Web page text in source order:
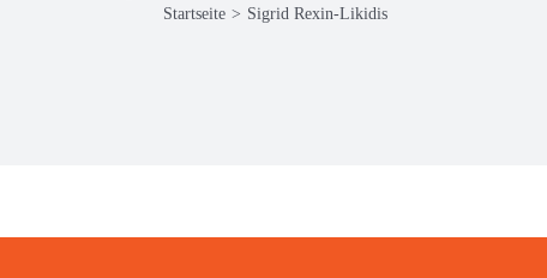
Startseite > Sigrid Rexin-Likidis